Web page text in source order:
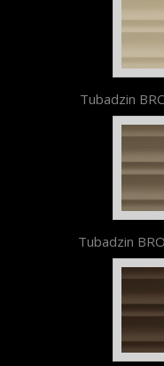
Tubadzin
Tubadzin